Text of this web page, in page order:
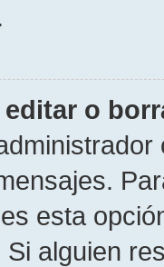
o
esta
alguien